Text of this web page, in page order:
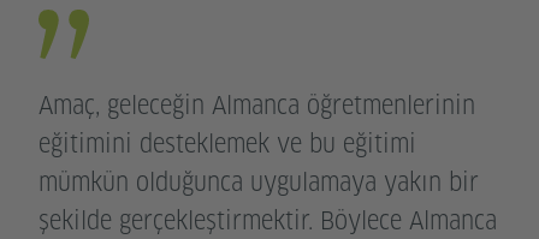
Amaç, geleceğin Almanca öğretmenlerinin
eğitimini desteklemek ve bu eğitimi
mümkün olduğunca uygulamaya yakın bir
şekilde gerçekleştirmektir. Böylece Almanca